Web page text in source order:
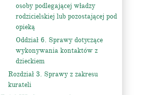
osoby podlegającej władzy
rodzicielskiej lub pozostającej pod
opieką
Oddział 6. Sprawy dotyczące
wykonywania kontaktów z
dzieckiem
Rozdział 3. Sprawy z zakresu
kurateli